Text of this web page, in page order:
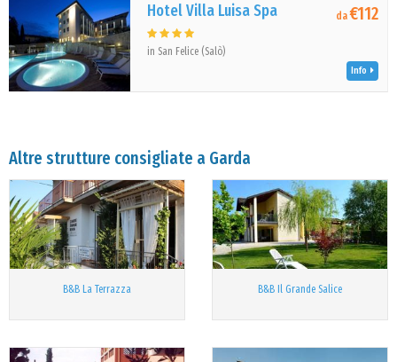
Hotel Villa Luisa Spa
in San Felice (Salò)
da€112
Info
Altre strutture consigliate a Garda
B&B La Terrazza B&B Il Grande Salice